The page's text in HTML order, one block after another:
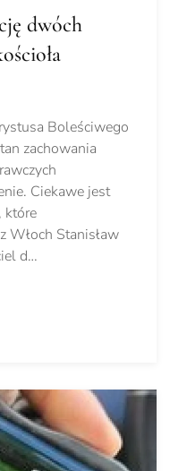
dwóch
Boleściwego
zachowania
Ciekawe jest
które
Włoch Stanisław
d…